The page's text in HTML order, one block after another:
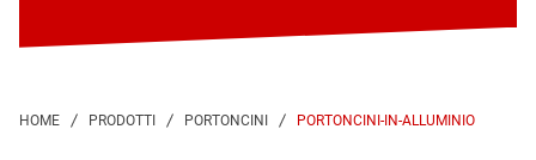
PORTONCINI-IN-ALLUMINIO